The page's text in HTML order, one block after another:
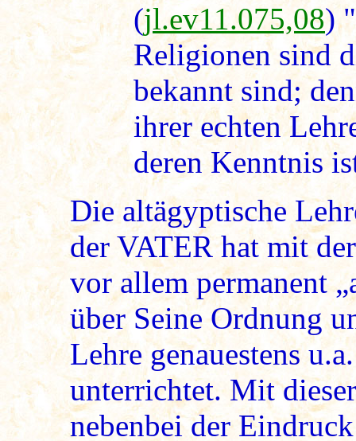
(jl.ev11.075,08)
Religionen sind
bekannt sind;
ihrer echten
deren Kenntnis
Die altägyptische
der VATER hat mit
vor allem permanent
über Seine Ordnung
Lehre genauestens
unterrichtet. Mit
nebenbei der